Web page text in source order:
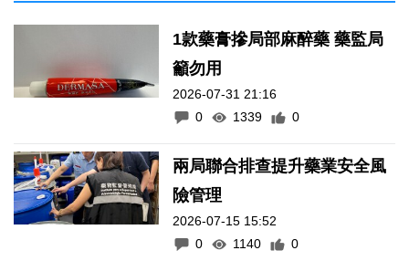
1款藥膏摻局部麻醉藥 藥監局
籲勿用
2026-07-31 21:16
0
1339 0
兩局聯合排查提升藥業安全風
險管理
2026-07-15 15:52
0
1140 0